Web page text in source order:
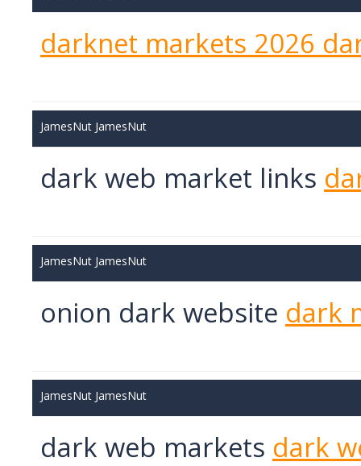
darknet markets 2026
JamesNut JamesNut
dark web market links
JamesNut JamesNut
onion dark website dark
JamesNut JamesNut
dark web markets dark